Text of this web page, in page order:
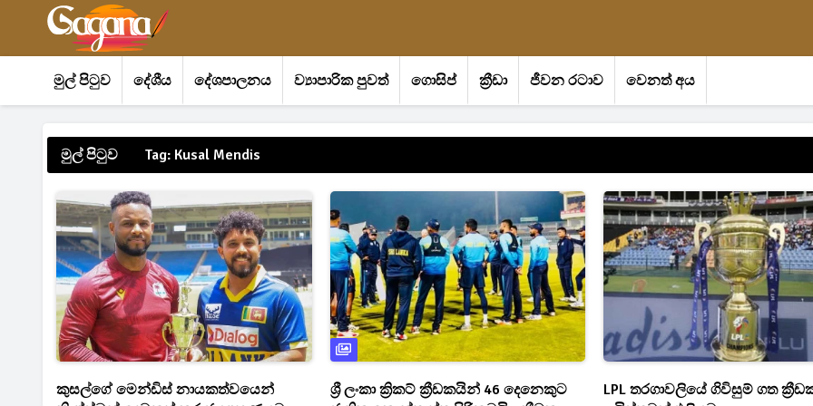
මුල් පිටුව දේශීය දේශපාලනය ව්‍යාපාරික පුවත් ගොසිප් ක්‍රීඩා ජීවන රටාව වෙනත් අය
මුල් පිටුව Tag: Kusal Mendis
කුසල්ගේ මෙන්ඩිස් නායකත්වයෙන්
ශ්‍රී ලංකා ක්‍රිකට් ක්‍රීඩකයින් 46 දෙනෙකුට
LPL තරගාවලියේ ගිවිසුම් ගත